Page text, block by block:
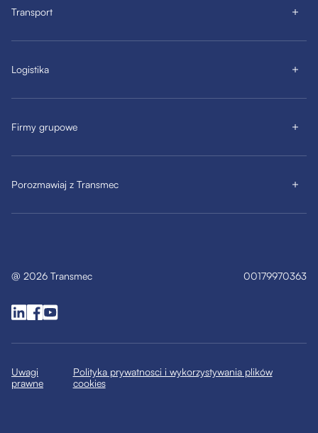
Transport
Logistika
Firmy grupowe
Porozmawiaj z Transmec
@ 2026 Transmec
Uwagi
prawne
Polityka prywatnosci i wykorzystywania plików
cookies
00179970363